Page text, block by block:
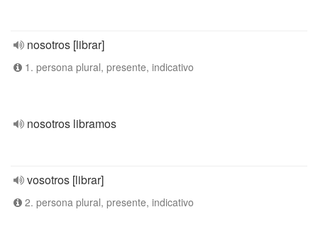
nosotros [librar]
1. persona plural, presente, indicativo
nosotros libramos
vosotros [librar]
2. persona plural, presente, indicativo